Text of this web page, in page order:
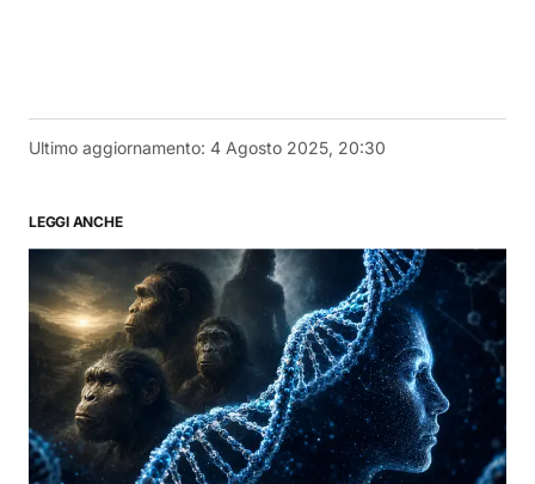
Ultimo aggiornamento: 4 Agosto 2025, 20:30
LEGGI ANCHE